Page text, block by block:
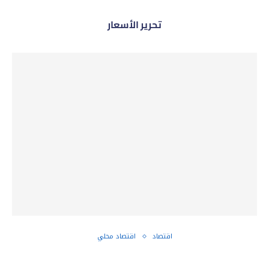
تحرير الأسعار
اقتصاد اقتصاد محلي